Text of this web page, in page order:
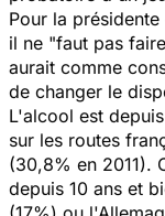
Pour la
il ne "faut pas
aurait comme
de changer le
L'alcool est
sur les routes
(30,8% en 2011).
depuis 10 ans et